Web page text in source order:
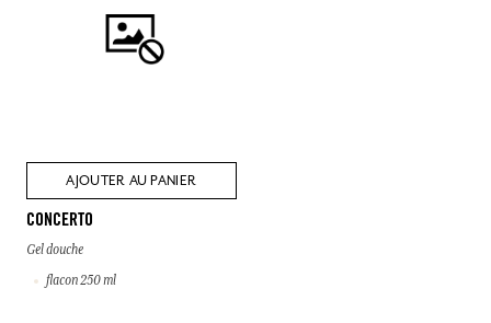
AJOUTER AU PANIER
CONCERTO
Gel douche
flacon 250 ml